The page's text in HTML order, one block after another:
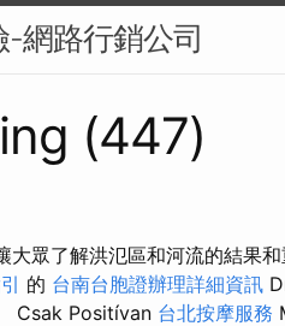
-網路行銷公司
(447)
眾了解洪氾區和河流的結果和
的 台南台胞證辦理詳細資訊
Csak Positívan 台北按摩服務